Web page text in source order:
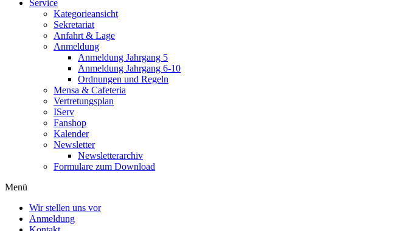
Service
Kategorieansicht
Sekretariat
Anfahrt & Lage
Anmeldung
Anmeldung Jahrgang 5
Anmeldung Jahrgang 6-10
Ordnungen und Regeln
Mensa & Cafeteria
Vertretungsplan
IServ
Fanshop
Kalender
Newsletter
Newsletterarchiv
Formulare zum Download
Menü
Wir stellen uns vor
Anmeldung